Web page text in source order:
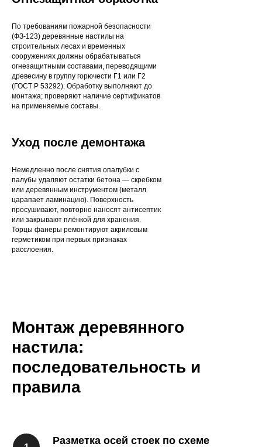
По требованиям пожарной безопасности
(ФЗ-123) деревянные настилы на
строительных лесах и временных
сооружениях должны обрабатываться
огнезащитными составами, переводящими
древесину в группу горючести Г1 или Г2
(ГОСТ Р 53292). Обработку выполняют до
монтажа; проверяют наличие сертификатов
на применяемые составы.
Уход после демонтажа
Немедленно после снятия опалубки с
палубы удаляют остатки бетона — скребком
или деревянным инструментом (металл
царапает ламинацию). Поверхность
просушивают, повторно наносят антисептик
или закрывают плёнкой для хранения.
Торцы фанеры ремонтируют акриловым
герметиком при первых признаках
расслоения.
Монтаж деревянного
настила:
последовательность и
правила
Разметка осей стоек по схеме